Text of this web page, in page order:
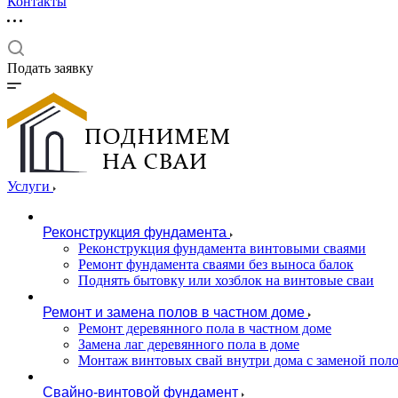
Подать заявку
Услуги
Реконструкция фундамента
Реконструкция фундамента винтовыми сваями
Ремонт фундамента сваями без выноса балок
Поднять бытовку или хозблок на винтовые сваи
Ремонт и замена полов в частном доме
Ремонт деревянного пола в частном доме
Замена лаг деревянного пола в доме
Монтаж винтовых свай внутри дома с заменой
Свайно-винтовой фундамент